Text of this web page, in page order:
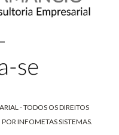
- TODOS OS DIREITOS
PORINFOMETAS SISTEMAS.